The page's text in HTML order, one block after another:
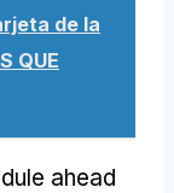
de la
QUE
ahead